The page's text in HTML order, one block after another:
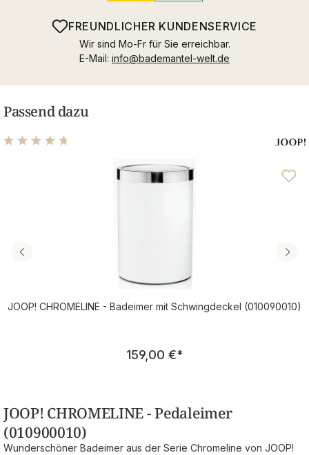
FREUNDLICHER KUNDENSERVICE
Wir sind Mo-Fr für Sie erreichbar.
E-Mail: info@bademantel-welt.de
Passend dazu
JOOP! CHROMELINE - Badeimer mit Schwingdeckel (010090010)
Regulärer Preis:
159,00 €*
JOOP! CHROMELINE - Pedaleimer
(010900010)
Wunderschöner Badeimer aus der Serie Chromeline von JOOP!